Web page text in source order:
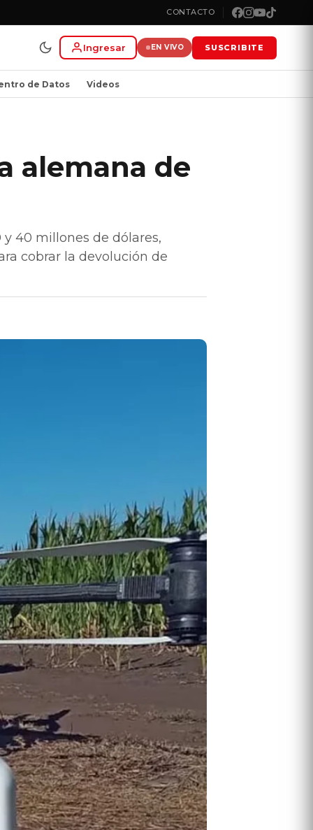
CONTACTO
Ingresar EN VIVO SUSCRIBITE
de Datos Videos
alemana de
40 millones de dólares,
cobrar la devolución de